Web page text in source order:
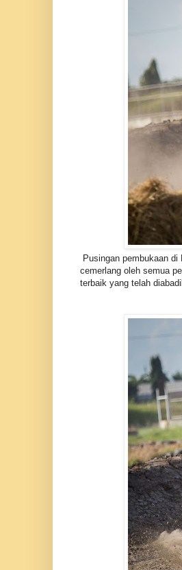
Pusingan pembukaan
cemerlang oleh semua
terbaik yang telah